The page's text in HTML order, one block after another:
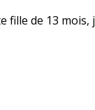
de 13